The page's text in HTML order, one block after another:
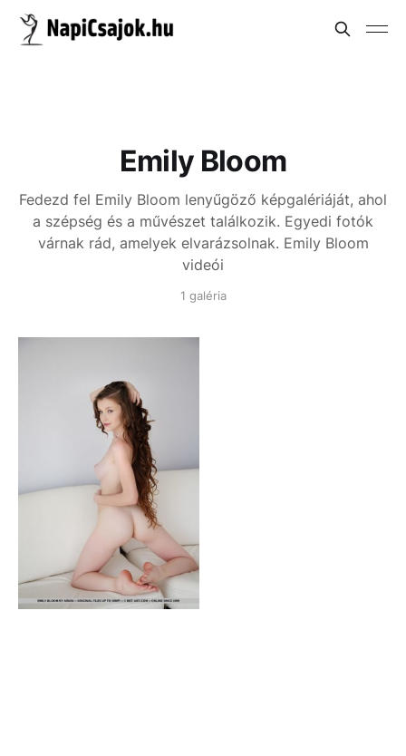
Emily Bloom
Fedezd fel Emily Bloom lenyűgöző képgalériáját, ahol
a szépség és a művészet találkozik. Egyedi fotók
várnak rád, amelyek elvarázsolnak. Emily Bloom
videói
1 galéria